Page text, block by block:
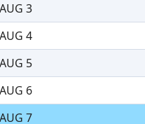
AUG 3
AUG 4
AUG 5
AUG 6
AUG 7